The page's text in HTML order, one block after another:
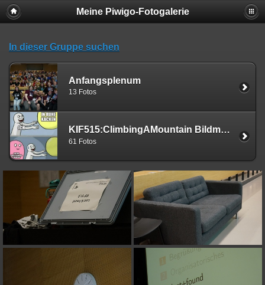
Meine Piwigo-Fotogalerie
In dieser Gruppe suchen
Anfangsplenum
13 Fotos
KIF515:ClimbingAMountain Bildmaterial
61 Fotos